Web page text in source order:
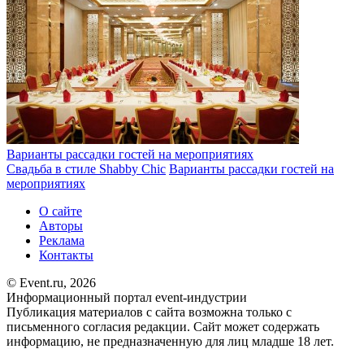
Варианты рассадки гостей на мероприятиях
Свадьба в стиле Shabby Chic Варианты рассадки гостей на
мероприятиях
О сайте
Авторы
Реклама
Контакты
© Event.ru, 2026
Информационный портал event-индустрии
Публикация материалов с сайта возможна только с
письменного согласия редакции. Сайт может содержать
информацию, не предназначенную для лиц младше 18 лет.